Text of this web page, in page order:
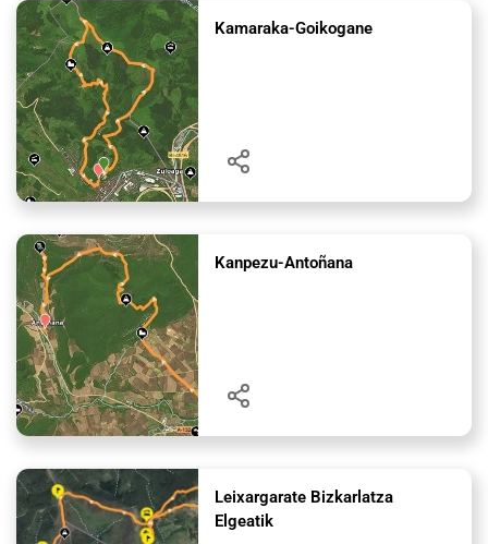
Kamaraka-Goikogane
Kanpezu-Antoñana
Leixargarate Bizkarlatza
Elgeatik